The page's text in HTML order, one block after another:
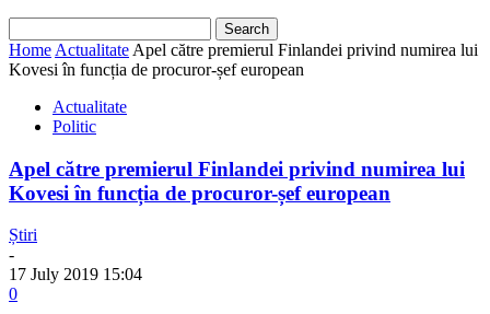
Home Actualitate Apel către premierul Finlandei privind numirea lui
Kovesi în funcția de procuror-șef european
Actualitate
Politic
Apel către premierul Finlandei privind numirea lui
Kovesi în funcția de procuror-șef european
Știri
-
17 July 2019 15:04
0